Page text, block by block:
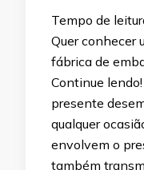
Tempo de
Quer conhecer
fábrica de
Continue
presente
qualquer
envolvem o
também